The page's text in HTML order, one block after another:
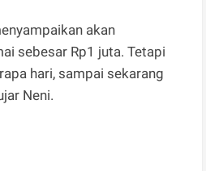
akan
sebesar Rp1 juta. Tetapi
hari, sampai sekarang
Neni.